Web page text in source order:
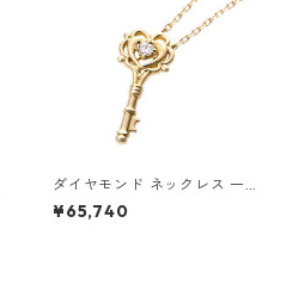
ダイヤモンド ネックレス 一粒
K18 イエローゴールド 鍵 キー
モチーフ ペンダント 鑑別カー
¥65,740